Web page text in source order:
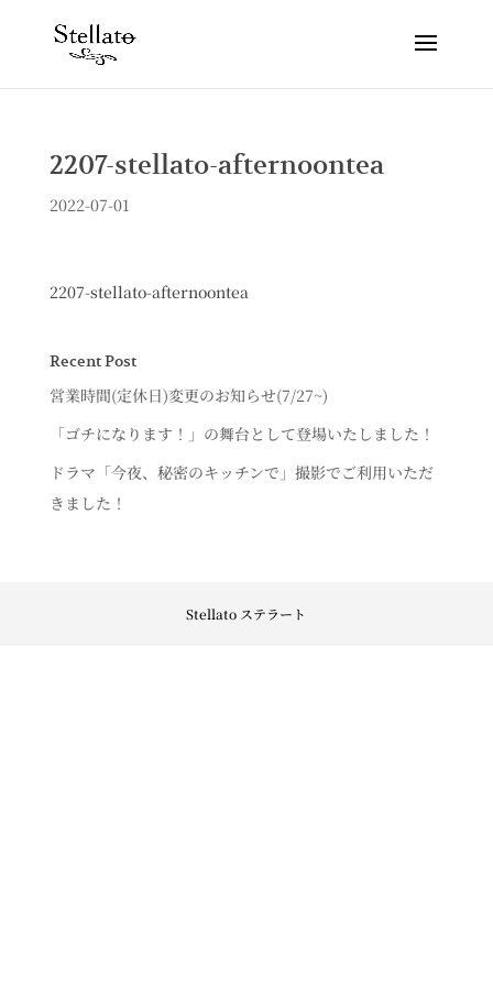
2207-stellato-afternoontea
2022-07-01
2207-stellato-afternoontea
Recent Post
営業時間(定休日)変更のお知らせ(7/27~)
「ゴチになります！」の舞台として登場いたしました！
ドラマ「今夜、秘密のキッチンで」撮影でご利用いただ
きました！
Stellato ステラート